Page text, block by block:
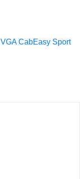
VGA CabEasy Sport